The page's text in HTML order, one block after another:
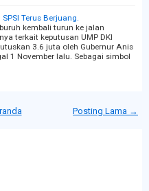
Terus Berjuang.
buruh kembali turun ke jalan
terkait keputusan UMP DKI
3.6 juta oleh Gubernur Anis
1 November lalu. Sebagai simbol
Posting Lama →